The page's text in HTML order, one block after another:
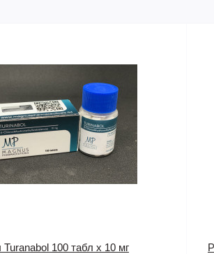
1 10 ml 450 mg/1ml Pharmacom